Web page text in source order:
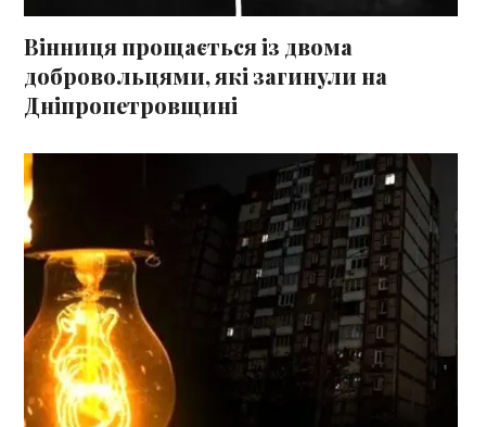
Вінниця прощається із двома
добровольцями, які загинули на
Дніпропетровщині